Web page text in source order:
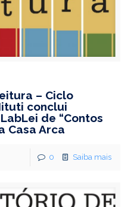
– Ciclo
conclui
de “Contos
Casa Arca
0 Saiba mais